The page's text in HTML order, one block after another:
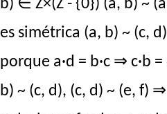
b) ∈ Z×(Z - {0}) (a, b) ~
es simétrica (a, b) ~ (c,
porque a·d = b·c ⇒ c·b
b) ~ (c, d), (c, d) ~ (e, f)